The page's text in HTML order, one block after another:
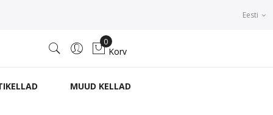
Eesti
Korv
0
MUUD KELLAD